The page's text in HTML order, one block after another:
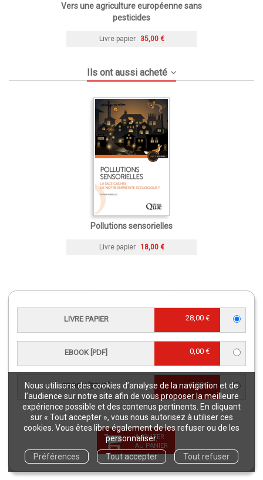
Nous utilisons des cookies d’analyse de la navigation et de
l’audience sur notre site afin de vous proposer la meilleure
expérience possible et des contenus pertinents. En cliquant
sur « Tout accepter », vous nous autorisez à utiliser ces
cookies. Vous êtes libre également de les refuser ou de les
personnaliser.
Préférences
Tout accepter Tout refuser
LIVRE PAPIER 28,00 €
EBOOK [PDF] 0,00 €
EBOOK [EPUB] 0,00 €
AJOUTER
AU PANIER
Vers une agriculture européenne sans
pesticides
Livre papier 35,00 €
Ils ont aussi acheté
Pollutions sensorielles
Livre papier 18,00 €
Sciences en crises
Livre papier 9,50 €